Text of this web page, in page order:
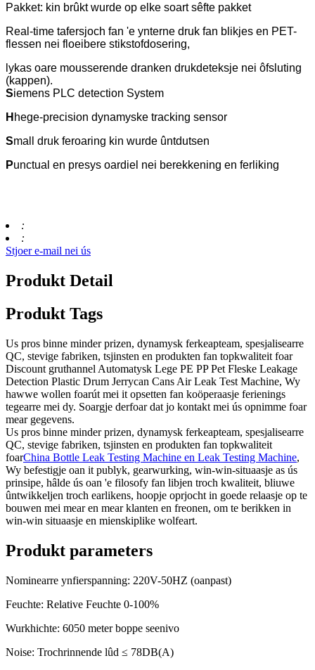
Pakket: kin brûkt wurde op elke soart sêfte pakket
Real-time tafersjoch fan 'e ynterne druk fan blikjes en PET-
flessen nei floeibere stikstofdosering,
lykas oare mousserende dranken drukdeteksje nei ôfsluting
(kappen).
Siemens PLC detection System
H hege-precision dynamyske tracking sensor
Small druk feroaring kin wurde ûntdutsen
Punctual en presys oardiel nei berekkening en ferliking
:
:
Stjoer e-mail nei ús
Produkt Detail
Produkt Tags
Us pros binne minder prizen, dynamysk ferkeapteam, spesjalisearre
QC, stevige fabriken, tsjinsten en produkten fan topkwaliteit foar
Discount gruthannel Automatysk Lege PE PP Pet Fleske Leakage
Detection Plastic Drum Jerrycan Cans Air Leak Test Machine, Wy
hawwe wollen foarút mei it opsetten fan koöperaasje ferienings
tegearre mei dy. Soargje derfoar dat jo kontakt mei ús opnimme foar
mear gegevens.
Us pros binne minder prizen, dynamysk ferkeapteam, spesjalisearre
QC, stevige fabriken, tsjinsten en produkten fan topkwaliteit
foarChina Bottle Leak Testing Machine en Leak Testing Machine,
Wy befestigje oan it publyk, gearwurking, win-win-situaasje as ús
prinsipe, hâlde ús oan 'e filosofy fan libjen troch kwaliteit, bliuwe
ûntwikkeljen troch earlikens, hoopje oprjocht in goede relaasje op te
bouwen mei mear en mear klanten en freonen, om te berikken in
win-win situaasje en mienskiplike wolfeart.
Produkt parameters
Nominearre ynfierspanning: 220V-50HZ (oanpast)
Feuchte: Relative Feuchte 0-100%
Wurkhichte: 6050 meter boppe seenivo
Noise: Trochrinnende lûd ≤ 78DB(A)